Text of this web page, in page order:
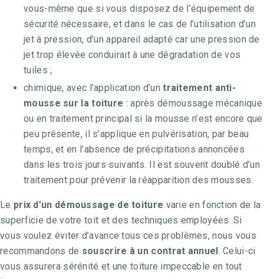
vous-même que si vous disposez de l’équipement de
sécurité nécessaire, et dans le cas de l’utilisation d’un
jet à pression, d’un appareil adapté car une pression de
jet trop élevée conduirait à une dégradation de vos
tuiles ;
chimique, avec l’application d’untraitement anti-
mousse sur la toiture : après démoussage mécanique
ou en traitement principal si la mousse n’est encore que
peu présente, il s’applique en pulvérisation, par beau
temps, et en l’absence de précipitations annoncées
dans les trois jours suivants. Il est souvent doublé d’un
traitement pour prévenir la réapparition des mousses.
Le prix d’un démoussage de toiture varie en fonction de la
superficie de votre toit et des techniques employées. Si
vous voulez éviter d’avance tous ces problèmes, nous vous
recommandons de souscrire à un contrat annuel. Celui-ci
vous assurera sérénité et une toiture impeccable en tout